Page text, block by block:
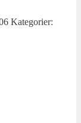
Kategorier: